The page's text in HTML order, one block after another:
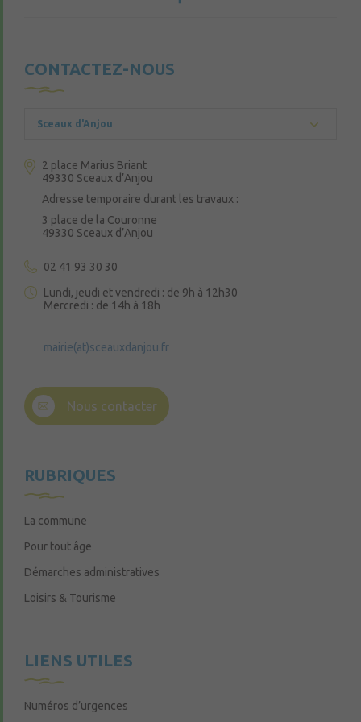
CONTACTEZ-NOUS
Sceaux d'Anjou
2 place Marius Briant
49330 Sceaux d’Anjou
Adresse temporaire durant les travaux :
3 place de la Couronne
49330 Sceaux d’Anjou
02 41 93 30 30
Lundi, jeudi et vendredi : de 9h à 12h30
Mercredi : de 14h à 18h
mairie(at)sceauxdanjou.fr
Nous contacter
RUBRIQUES
La commune
Pour tout âge
Démarches administratives
Loisirs & Tourisme
LIENS UTILES
Numéros d’urgences